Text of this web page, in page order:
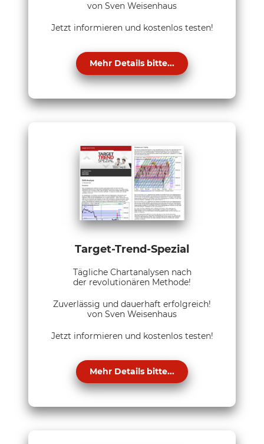
von Sven Weisenhaus
Jetzt informieren und kostenlos testen!
Mehr Details bitte...
Target-Trend-Spezial
Tägliche Chartanalysen nach
der revolutionären Methode!
Zuverlässig und dauerhaft erfolgreich!
von Sven Weisenhaus
Jetzt informieren und kostenlos testen!
Mehr Details bitte...